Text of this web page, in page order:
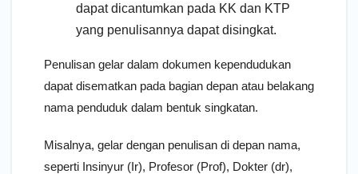
dapat dicantumkan pada KK dan KTP
yang penulisannya dapat disingkat.
Penulisan gelar dalam dokumen kependudukan
dapat disematkan pada bagian depan atau belakang
nama penduduk dalam bentuk singkatan.
Misalnya, gelar dengan penulisan di depan nama,
seperti Insinyur (Ir), Profesor (Prof), Dokter (dr),